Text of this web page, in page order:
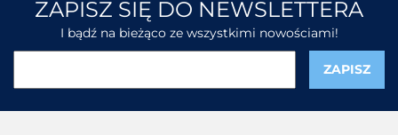
ZAPISZ SIĘ DO NEWSLETTERA
I bądź na bieżąco ze wszystkimi nowościami!